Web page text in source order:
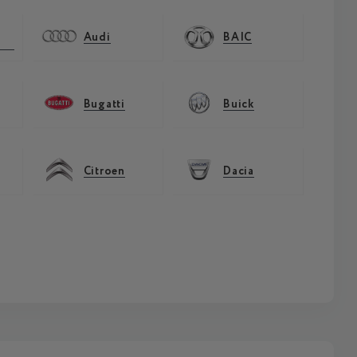
Audi BAIC
Bugatti Buick
Citroen Dacia